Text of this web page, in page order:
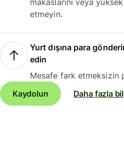
makaslarını veya
etmeyin.
Yurt dışına para
edin
Mesafe fark etmeksizin
Kaydolun
Daha fazla